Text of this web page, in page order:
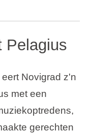
Pelagius
Novigrad z'n
met een
gerechten